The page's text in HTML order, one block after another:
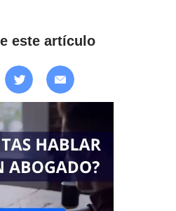
este artículo